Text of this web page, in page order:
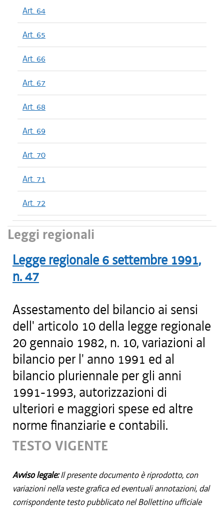
Art. 64
Art. 65
Art. 66
Art. 67
Art. 68
Art. 69
Art. 70
Art. 71
Art. 72
Leggi regionali
Legge regionale 6 settembre 1991,
n.47
Assestamento del bilancio ai sensi
dell' articolo 10 della legge regionale
20 gennaio 1982, n. 10, variazioni al
bilancio per l' anno 1991 ed al
bilancio pluriennale per gli anni
1991-1993, autorizzazioni di
ulteriori e maggiori spese ed altre
norme finanziarie e contabili.
TESTO VIGENTE
Avviso legale:Il presente documento è riprodotto, con
variazioni nella veste grafica ed eventuali annotazioni, dal
corrispondente testo pubblicato nel Bollettino ufficiale